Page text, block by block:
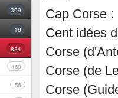
309
18
834
160
56
Cap Corse
Cent idées
Corse
Corse (de
Corse